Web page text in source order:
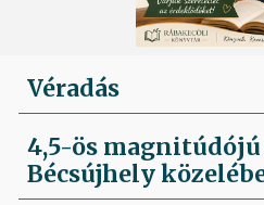
Véradás
4,5-ös
Bécsújhely